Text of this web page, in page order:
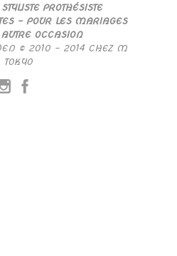
PROTHÉSISTE
– POUR LES MARIAGES
AUTRE OCCASION
© 2010 – 2014 CHEZ M
TOKYO